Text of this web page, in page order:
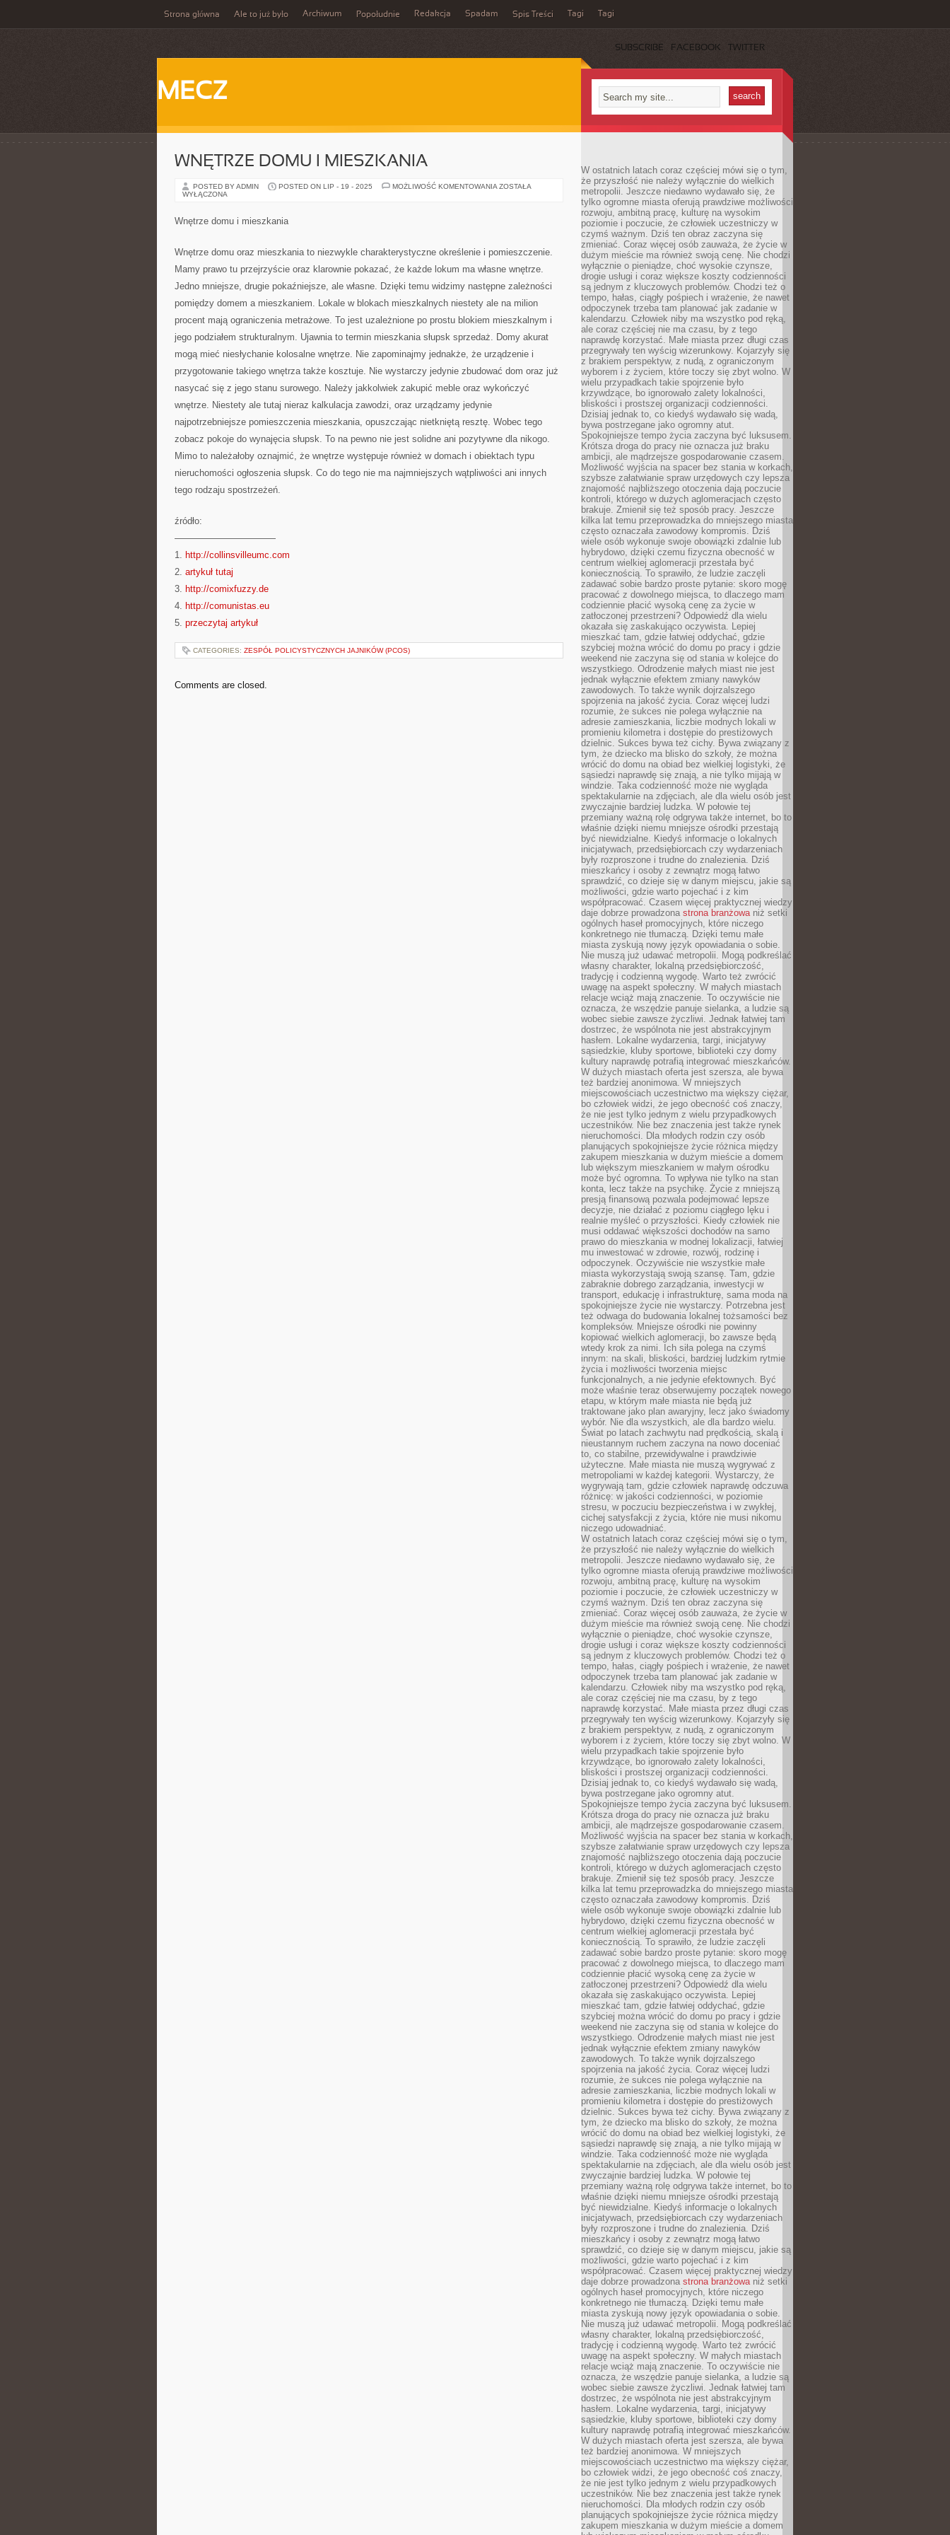
Strona główna Ale to już było Archiwum Popołudnie Redakcja Spadam Spis Treści Tagi Tagi
SUBSCRIBE FACEBOOK TWITTER
MECZ
WNĘTRZE DOMU I MIESZKANIA
POSTED BY ADMIN POSTED ON LIP - 19 - 2025 MOŻLIWOŚĆ KOMENTOWANIA WNĘTRZE
ZOSTAŁA
WYŁĄCZONA
Wnętrze domu i mieszkania
Wnętrze domu oraz mieszkania to niezwykle charakterystyczne określenie i pomieszczenie.
Mamy prawo tu przejrzyście oraz klarownie pokazać, że każde lokum ma własne wnętrze.
Jedno mniejsze, drugie pokaźniejsze, ale własne. Dzięki temu widzimy następne zależności
pomiędzy domem a mieszkaniem. Lokale w blokach mieszkalnych niestety ale na milion
procent mają ograniczenia metrażowe. To jest uzależnione po prostu blokiem mieszkalnym i
jego podziałem strukturalnym. Ujawnia to termin mieszkania słupsk sprzedaż. Domy akurat
mogą mieć niesłychanie kolosalne wnętrze. Nie zapominajmy jednakże, że urządzenie i
przygotowanie takiego wnętrza także kosztuje. Nie wystarczy jedynie zbudować dom oraz już
nasycać się z jego stanu surowego. Należy jakkolwiek zakupić meble oraz wykończyć
wnętrze. Niestety ale tutaj nieraz kalkulacja zawodzi, oraz urządzamy jedynie
najpotrzebniejsze pomieszczenia mieszkania, opuszczając nietkniętą resztę. Wobec tego
zobacz pokoje do wynajęcia słupsk. To na pewno nie jest solidne ani pozytywne dla nikogo.
Mimo to należałoby oznajmić, że wnętrze występuje również w domach i obiektach typu
nieruchomości ogłoszenia słupsk. Co do tego nie ma najmniejszych wątpliwości ani innych
tego rodzaju spostrzeżeń.
źródło:
———————————
1. http://collinsvilleumc.com
2. artykuł tutaj
3. http://comixfuzzy.de
4. http://comunistas.eu
5. przeczytaj artykuł
CATEGORIES: ZESPÓŁ POLICYSTYCZNYCH JAJNIKÓW (PCOS)
Comments are closed.
W ostatnich latach coraz częściej mówi się o tym,
że przyszłość nie należy wyłącznie do wielkich
metropolii. Jeszcze niedawno wydawało się, że
tylko ogromne miasta oferują prawdziwe możliwości
rozwoju, ambitną pracę, kulturę na wysokim
poziomie i poczucie, że człowiek uczestniczy w
czymś ważnym. Dziś ten obraz zaczyna się
zmieniać. Coraz więcej osób zauważa, że życie w
dużym mieście ma również swoją cenę. Nie chodzi
wyłącznie o pieniądze, choć wysokie czynsze,
drogie usługi i coraz większe koszty codzienności
są jednym z kluczowych problemów. Chodzi też o
tempo, hałas, ciągły pośpiech i wrażenie, że nawet
odpoczynek trzeba tam planować jak zadanie w
kalendarzu. Człowiek niby ma wszystko pod ręką,
ale coraz częściej nie ma czasu, by z tego
naprawdę korzystać. Małe miasta przez długi czas
przegrywały ten wyścig wizerunkowy. Kojarzyły się
z brakiem perspektyw, z nudą, z ograniczonym
wyborem i z życiem, które toczy się zbyt wolno. W
wielu przypadkach takie spojrzenie było
krzywdzące, bo ignorowało zalety lokalności,
bliskości i prostszej organizacji codzienności.
Dzisiaj jednak to, co kiedyś wydawało się wadą,
bywa postrzegane jako ogromny atut.
Spokojniejsze tempo życia zaczyna być luksusem.
Krótsza droga do pracy nie oznacza już braku
ambicji, ale mądrzejsze gospodarowanie czasem.
Możliwość wyjścia na spacer bez stania w korkach,
szybsze załatwianie spraw urzędowych czy lepsza
znajomość najbliższego otoczenia dają poczucie
kontroli, którego w dużych aglomeracjach często
brakuje. Zmienił się też sposób pracy. Jeszcze
kilka lat temu przeprowadzka do mniejszego miasta
często oznaczała zawodowy kompromis. Dziś
wiele osób wykonuje swoje obowiązki zdalnie lub
hybrydowo, dzięki czemu fizyczna obecność w
centrum wielkiej aglomeracji przestała być
koniecznością. To sprawiło, że ludzie zaczęli
zadawać sobie bardzo proste pytanie: skoro mogę
pracować z dowolnego miejsca, to dlaczego mam
codziennie płacić wysoką cenę za życie w
zatłoczonej przestrzeni? Odpowiedź dla wielu
okazała się zaskakująco oczywista. Lepiej
mieszkać tam, gdzie łatwiej oddychać, gdzie
szybciej można wrócić do domu po pracy i gdzie
weekend nie zaczyna się od stania w kolejce do
wszystkiego. Odrodzenie małych miast nie jest
jednak wyłącznie efektem zmiany nawyków
zawodowych. To także wynik dojrzalszego
spojrzenia na jakość życia. Coraz więcej ludzi
rozumie, że sukces nie polega wyłącznie na
adresie zamieszkania, liczbie modnych lokali w
promieniu kilometra i dostępie do prestiżowych
dzielnic. Sukces bywa też cichy. Bywa związany z
tym, że dziecko ma blisko do szkoły, że można
wrócić do domu na obiad bez wielkiej logistyki, że
sąsiedzi naprawdę się znają, a nie tylko mijają w
windzie. Taka codzienność może nie wygląda
spektakularnie na zdjęciach, ale dla wielu osób jest
zwyczajnie bardziej ludzka. W połowie tej
przemiany ważną rolę odgrywa także internet, bo to
właśnie dzięki niemu mniejsze ośrodki przestają
być niewidzialne. Kiedyś informacje o lokalnych
inicjatywach, przedsiębiorcach czy wydarzeniach
były rozproszone i trudne do znalezienia. Dziś
mieszkańcy i osoby z zewnątrz mogą łatwo
sprawdzić, co dzieje się w danym miejscu, jakie są
możliwości, gdzie warto pojechać i z kim
współpracować. Czasem więcej praktycznej wiedzy
daje dobrze prowadzona strona branżowaniż setki
ogólnych haseł promocyjnych, które niczego
konkretnego nie tłumaczą. Dzięki temu małe
miasta zyskują nowy język opowiadania o sobie.
Nie muszą już udawać metropolii. Mogą podkreślać
własny charakter, lokalną przedsiębiorczość,
tradycję i codzienną wygodę. Warto też zwrócić
uwagę na aspekt społeczny. W małych miastach
relacje wciąż mają znaczenie. To oczywiście nie
oznacza, że wszędzie panuje sielanka, a ludzie są
wobec siebie zawsze życzliwi. Jednak łatwiej tam
dostrzec, że wspólnota nie jest abstrakcyjnym
hasłem. Lokalne wydarzenia, targi, inicjatywy
sąsiedzkie, kluby sportowe, biblioteki czy domy
kultury naprawdę potrafią integrować mieszkańców.
W dużych miastach oferta jest szersza, ale bywa
też bardziej anonimowa. W mniejszych
miejscowościach uczestnictwo ma większy ciężar,
bo człowiek widzi, że jego obecność coś znaczy,
że nie jest tylko jednym z wielu przypadkowych
uczestników. Nie bez znaczenia jest także rynek
nieruchomości. Dla młodych rodzin czy osób
planujących spokojniejsze życie różnica między
zakupem mieszkania w dużym mieście a domem
lub większym mieszkaniem w małym ośrodku
może być ogromna. To wpływa nie tylko na stan
konta, lecz także na psychikę. Życie z mniejszą
presją finansową pozwala podejmować lepsze
decyzje, nie działać z poziomu ciągłego lęku i
realnie myśleć o przyszłości. Kiedy człowiek nie
musi oddawać większości dochodów na samo
prawo do mieszkania w modnej lokalizacji, łatwiej
mu inwestować w zdrowie, rozwój, rodzinę i
odpoczynek. Oczywiście nie wszystkie małe
miasta wykorzystają swoją szansę. Tam, gdzie
zabraknie dobrego zarządzania, inwestycji w
transport, edukację i infrastrukturę, sama moda na
spokojniejsze życie nie wystarczy. Potrzebna jest
też odwaga do budowania lokalnej tożsamości bez
kompleksów. Mniejsze ośrodki nie powinny
kopiować wielkich aglomeracji, bo zawsze będą
wtedy krok za nimi. Ich siła polega na czymś
innym: na skali, bliskości, bardziej ludzkim rytmie
życia i możliwości tworzenia miejsc
funkcjonalnych, a nie jedynie efektownych. Być
może właśnie teraz obserwujemy początek nowego
etapu, w którym małe miasta nie będą już
traktowane jako plan awaryjny, lecz jako świadomy
wybór. Nie dla wszystkich, ale dla bardzo wielu.
Świat po latach zachwytu nad prędkością, skalą i
nieustannym ruchem zaczyna na nowo doceniać
to, co stabilne, przewidywalne i prawdziwie
użyteczne. Małe miasta nie muszą wygrywać z
metropoliami w każdej kategorii. Wystarczy, że
wygrywają tam, gdzie człowiek naprawdę odczuwa
różnicę: w jakości codzienności, w poziomie
stresu, w poczuciu bezpieczeństwa i w zwykłej,
cichej satysfakcji z życia, które nie musi nikomu
niczego udowadniać.
W ostatnich latach coraz częściej mówi się o tym,
że przyszłość nie należy wyłącznie do wielkich
metropolii. Jeszcze niedawno wydawało się, że
tylko ogromne miasta oferują prawdziwe możliwości
rozwoju, ambitną pracę, kulturę na wysokim
poziomie i poczucie, że człowiek uczestniczy w
czymś ważnym. Dziś ten obraz zaczyna się
zmieniać. Coraz więcej osób zauważa, że życie w
dużym mieście ma również swoją cenę. Nie chodzi
wyłącznie o pieniądze, choć wysokie czynsze,
drogie usługi i coraz większe koszty codzienności
są jednym z kluczowych problemów. Chodzi też o
tempo, hałas, ciągły pośpiech i wrażenie, że nawet
odpoczynek trzeba tam planować jak zadanie w
kalendarzu. Człowiek niby ma wszystko pod ręką,
ale coraz częściej nie ma czasu, by z tego
naprawdę korzystać. Małe miasta przez długi czas
przegrywały ten wyścig wizerunkowy. Kojarzyły się
z brakiem perspektyw, z nudą, z ograniczonym
wyborem i z życiem, które toczy się zbyt wolno. W
wielu przypadkach takie spojrzenie było
krzywdzące, bo ignorowało zalety lokalności,
bliskości i prostszej organizacji codzienności.
Dzisiaj jednak to, co kiedyś wydawało się wadą,
bywa postrzegane jako ogromny atut.
Spokojniejsze tempo życia zaczyna być luksusem.
Krótsza droga do pracy nie oznacza już braku
ambicji, ale mądrzejsze gospodarowanie czasem.
Możliwość wyjścia na spacer bez stania w korkach,
szybsze załatwianie spraw urzędowych czy lepsza
znajomość najbliższego otoczenia dają poczucie
kontroli, którego w dużych aglomeracjach często
brakuje. Zmienił się też sposób pracy. Jeszcze
kilka lat temu przeprowadzka do mniejszego miasta
często oznaczała zawodowy kompromis. Dziś
wiele osób wykonuje swoje obowiązki zdalnie lub
hybrydowo, dzięki czemu fizyczna obecność w
centrum wielkiej aglomeracji przestała być
koniecznością. To sprawiło, że ludzie zaczęli
zadawać sobie bardzo proste pytanie: skoro mogę
pracować z dowolnego miejsca, to dlaczego mam
codziennie płacić wysoką cenę za życie w
zatłoczonej przestrzeni? Odpowiedź dla wielu
okazała się zaskakująco oczywista. Lepiej
mieszkać tam, gdzie łatwiej oddychać, gdzie
szybciej można wrócić do domu po pracy i gdzie
weekend nie zaczyna się od stania w kolejce do
wszystkiego. Odrodzenie małych miast nie jest
jednak wyłącznie efektem zmiany nawyków
zawodowych. To także wynik dojrzalszego
spojrzenia na jakość życia. Coraz więcej ludzi
rozumie, że sukces nie polega wyłącznie na
adresie zamieszkania, liczbie modnych lokali w
promieniu kilometra i dostępie do prestiżowych
dzielnic. Sukces bywa też cichy. Bywa związany z
tym, że dziecko ma blisko do szkoły, że można
wrócić do domu na obiad bez wielkiej logistyki, że
sąsiedzi naprawdę się znają, a nie tylko mijają w
windzie. Taka codzienność może nie wygląda
spektakularnie na zdjęciach, ale dla wielu osób jest
zwyczajnie bardziej ludzka. W połowie tej
przemiany ważną rolę odgrywa także internet, bo to
właśnie dzięki niemu mniejsze ośrodki przestają
być niewidzialne. Kiedyś informacje o lokalnych
inicjatywach, przedsiębiorcach czy wydarzeniach
były rozproszone i trudne do znalezienia. Dziś
mieszkańcy i osoby z zewnątrz mogą łatwo
sprawdzić, co dzieje się w danym miejscu, jakie są
możliwości, gdzie warto pojechać i z kim
współpracować. Czasem więcej praktycznej wiedzy
daje dobrze prowadzona strona branżowaniż setki
ogólnych haseł promocyjnych, które niczego
konkretnego nie tłumaczą. Dzięki temu małe
miasta zyskują nowy język opowiadania o sobie.
Nie muszą już udawać metropolii. Mogą podkreślać
własny charakter, lokalną przedsiębiorczość,
tradycję i codzienną wygodę. Warto też zwrócić
uwagę na aspekt społeczny. W małych miastach
relacje wciąż mają znaczenie. To oczywiście nie
oznacza, że wszędzie panuje sielanka, a ludzie są
wobec siebie zawsze życzliwi. Jednak łatwiej tam
dostrzec, że wspólnota nie jest abstrakcyjnym
hasłem. Lokalne wydarzenia, targi, inicjatywy
sąsiedzkie, kluby sportowe, biblioteki czy domy
kultury naprawdę potrafią integrować mieszkańców.
W dużych miastach oferta jest szersza, ale bywa
też bardziej anonimowa. W mniejszych
miejscowościach uczestnictwo ma większy ciężar,
bo człowiek widzi, że jego obecność coś znaczy,
że nie jest tylko jednym z wielu przypadkowych
uczestników. Nie bez znaczenia jest także rynek
nieruchomości. Dla młodych rodzin czy osób
planujących spokojniejsze życie różnica między
zakupem mieszkania w dużym mieście a domem